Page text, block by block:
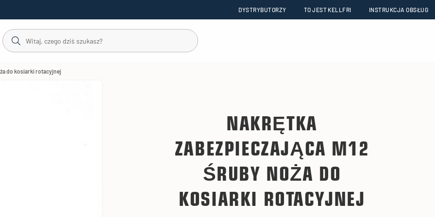
DYSTRYBUTORZY TO JEST KELLFRI INSTRUKCJA OBSŁUG
do kosiarki rotacyjnej
NAKRĘTKA
ZABEZPIECZAJĄCA M12
ŚRUBY NOŻA DO
KOSIARKI ROTACYJNEJ